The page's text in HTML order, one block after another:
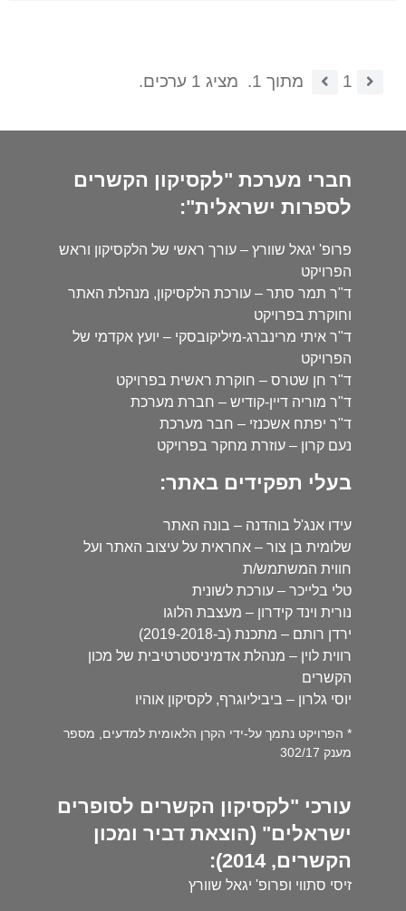
1 מתוך 1. מציג 1 ערכים.
חברי מערכת "לקסיקון הקשרים
לספרות ישראלית":
פרופ' יגאל שוורץ – עורך ראשי של הלקסיקון וראש
הפרויקט
ד"ר תמר סתר – עורכת הלקסיקון, מנהלת האתר
וחוקרת בפרויקט
ד"ר איתי מרינברג-מיליקובסקי – יועץ אקדמי של
הפרויקט
ד"ר חן שטרס – חוקרת ראשית בפרויקט
ד"ר מוריה דיין-קודיש – חברת מערכת
ד"ר יפתח אשכנזי – חבר מערכת
נעם קרון – עוזרת מחקר בפרויקט
בעלי תפקידים באתר:
עידו אנג'ל בוהדנה – בונה האתר
שלומית בן צור – אחראית על עיצוב האתר ועל
חווית המשתמש/ת
טלי בלייכר – עורכת לשונית
נורית וינד קידרון – מעצבת הלוגו
ירדן רותם – מתכנת (ב-2019-2018)
רווית לוין – מנהלת אדמיניסטרטיבית של מכון
הקשרים
יוסי גלרון – ביביליוגרף, לקסיקון אוהיו
* הפרויקט נתמך על-ידי הקרן הלאומית למדעים, מספר
מענק 302/17
עורכי "לקסיקון הקשרים לסופרים
ישראלים" (הוצאת דביר ומכון
הקשרים, 2014):
זיסי סתווי ופרופ' יגאל שוורץ